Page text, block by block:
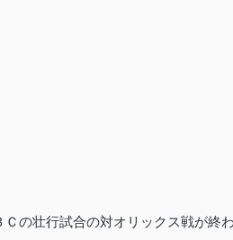
の壮行試合の対オリックス戦が終わ